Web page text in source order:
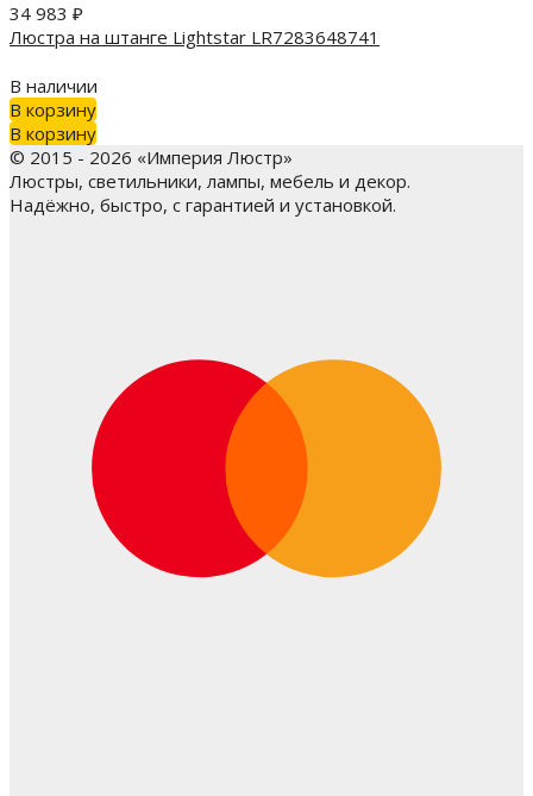
34 983 ₽
Люстра на штанге Lightstar LR7283648741
В наличии
В корзину
В корзину
© 2015 - 2026 «Империя Люстр»
Люстры, светильники, лампы, мебель и декор.
Надёжно, быстро, с гарантией и установкой.